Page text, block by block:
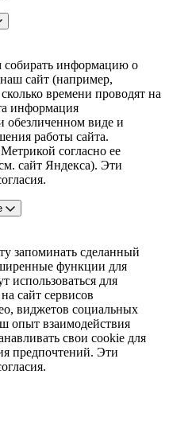
информацию о
сайт (например,
времени проводят на
информация
обезличенном виде и
работы сайта.
согласно ее
сайт Яндекса). Эти
запоминать сделанный
функции для
использоваться для
сайт сервисов
виджетов социальных
опыт взаимодействия
свои cookie для
предпочтений. Эти